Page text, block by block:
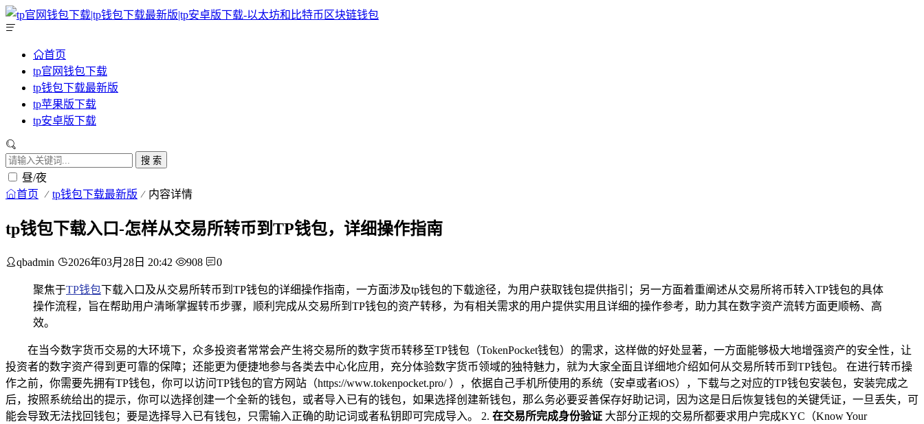
首页
tp官网钱包下载
tp钱包下载最新版
tp苹果版下载
tp安卓版下载
搜 索
昼/夜
首页 tp钱包下载最新版 内容详情
tp钱包下载入口-怎样从交易所转币到TP钱包，详细操作指南
qbadmin 2026年03月28日 20:42 908 0
聚焦于TP钱包下载入口及从交易所转币到TP钱包的详细操作指南，一方面涉及tp钱包的下载途径，为用户获取钱包提供指引；另一方面着重阐述从交易所将币转入TP钱包的具体
操作流程，旨在帮助用户清晰掌握转币步骤，顺利完成从交易所到TP钱包的资产转移，为有相关需求的用户提供实用且详细的操作参考，助力其在数字资产流转方面更顺畅、高
效。
在当今数字货币交易的大环境下，众多投资者常常会产生将交易所的数字货币转移至TP钱包（TokenPocket钱包）的需求，这样做的好处显著，一方面能够极大地增强资产的安全性，让
投资者的数字资产得到更可靠的保障；还能更为便捷地参与各类去中心化应用，充分体验数字货币领域的独特魅力，就为大家全面且详细地介绍如何从交易所转币到TP钱包。 在进行转币操
作之前，你需要先拥有TP钱包，你可以访问TP钱包的官方网站（https://www.tokenpocket.pro/ ），依据自己手机所使用的系统（安卓或者iOS），下载与之对应的TP钱包安装包，安装完成之
后，按照系统给出的提示，你可以选择创建一个全新的钱包，或者导入已有的钱包，如果选择创建新钱包，那么务必要妥善保存好助记词，因为这是日后恢复钱包的关键凭证，一旦丢失，可
能会导致无法找回钱包；要是选择导入已有钱包，只需输入正确的助记词或者私钥即可完成导入。 2. 在交易所完成身份验证 大部分正规的交易所都要求用户完成KYC（Know Your